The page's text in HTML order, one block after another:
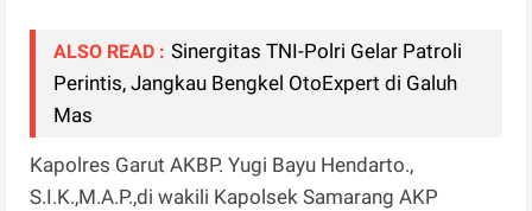
ALSO READ : Sinergitas TNI-Polri Gelar Patroli
Perintis, Jangkau Bengkel OtoExpert di Galuh
Mas
Kapolres Garut AKBP. Yugi Bayu Hendarto.,
S.I.K.,M.A.P.,di wakili Kapolsek Samarang AKP